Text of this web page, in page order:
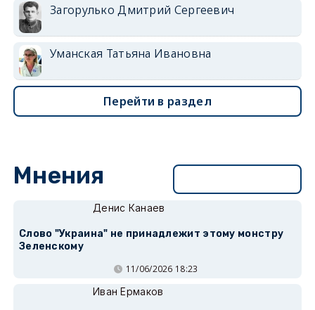
Загорулько Дмитрий Сергеевич
Уманская Татьяна Ивановна
Перейти в раздел
Мнения
Денис Канаев
Слово "Украина" не принадлежит этому монстру
Зеленскому
11/06/2026 18:23
Иван Ермаков